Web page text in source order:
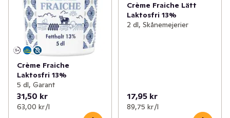
Crème Fraiche
Laktosfri 13%
5 dl, Garant
31,50 kr
63,00 kr /l
Crème Fraiche Lätt
Laktosfri 13%
2 dl, Skånemejerier
17,95 kr
89,75 kr /l